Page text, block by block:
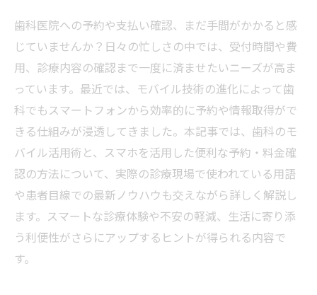
歯科医院への予約や支払い確認、まだ手間がかかると感
じていませんか？日々の忙しさの中では、受付時間や費
用、診療内容の確認まで一度に済ませたいニーズが高ま
っています。最近では、モバイル技術の進化によって歯
科でもスマートフォンから効率的に予約や情報取得がで
きる仕組みが浸透してきました。本記事では、歯科のモ
バイル活用術と、スマホを活用した便利な予約・料金確
認の方法について、実際の診療現場で使われている用語
や患者目線での最新ノウハウも交えながら詳しく解説し
ます。スマートな診療体験や不安の軽減、生活に寄り添
う利便性がさらにアップするヒントが得られる内容で
す。